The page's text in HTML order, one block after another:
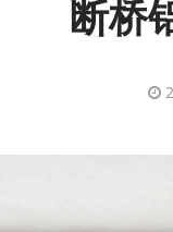
断桥